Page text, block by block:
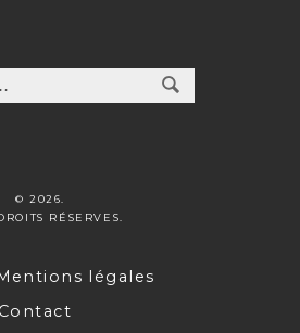
© 2026.
RÉSERVES.
légales
Contact